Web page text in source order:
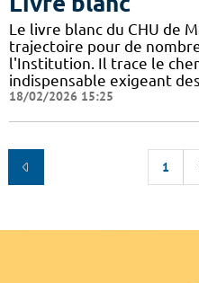
Le livre blanc du CHU de
trajectoire pour de
l'Institution. Il trace le
indispensable exigeant
18/02/2026 15:25
1